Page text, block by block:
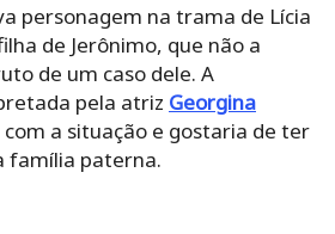
personagem na trama de Lícia
de Jerônimo, que não a
de um caso dele. A
pela atriz Georgina
a situação e gostaria de ter
família paterna.